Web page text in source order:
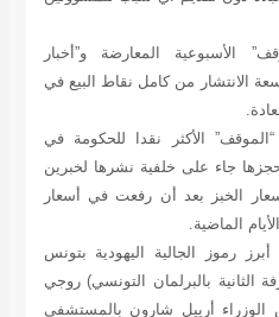
الأسبوعية المعارضة و”أخبار
الانتشار من كامل نقاط البيع في
الأكثر نقدا للحكومة في
جاء على خلفية نشرها لخبرين
الخبز بعد أن رفعت في أسعار
الماضية.
رموز الجالية اليهودية بتونس
بالبرلمان التونسي) روجي
أرييل شارون بالمستشفى